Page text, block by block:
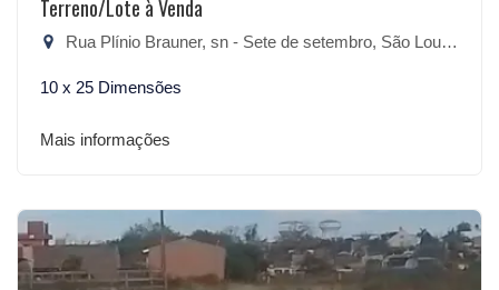
Terreno/Lote à Venda
Rua Plínio Brauner, sn - Sete de setembro, São Lourenço do Sul-RS
10 x 25 Dimensões
Mais informações